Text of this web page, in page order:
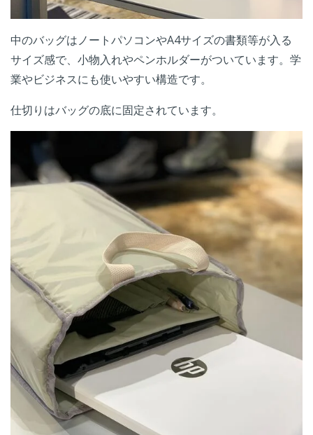
中のバッグはノートパソコンやA4サイズの書類等が入る
サイズ感で、小物入れやペンホルダーがついています。学
業やビジネスにも使いやすい構造です。
仕切りはバッグの底に固定されています。